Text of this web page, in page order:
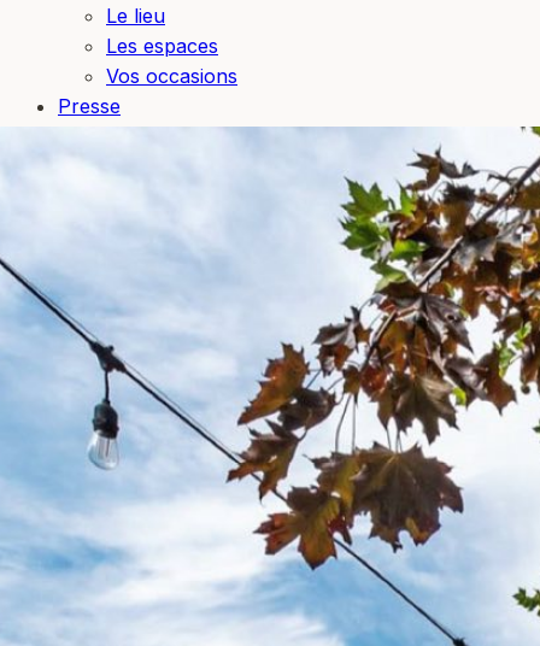
Le lieu
Les espaces
Vos occasions
Presse